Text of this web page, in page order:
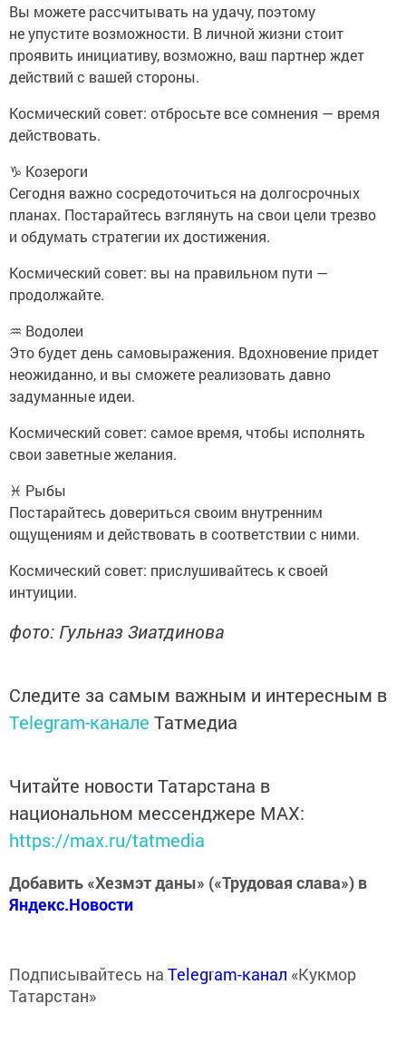
Вы можете рассчитывать на удачу, поэтому
не упустите возможности. В личной жизни стоит
проявить инициативу, возможно, ваш партнер ждет
действий с вашей стороны.
Космический совет: отбросьте все сомнения — время
действовать.
♑ Козероги
Сегодня важно сосредоточиться на долгосрочных
планах. Постарайтесь взглянуть на свои цели трезво
и обдумать стратегии их достижения.
Космический совет: вы на правильном пути —
продолжайте.
♒ Водолеи
Это будет день самовыражения. Вдохновение придет
неожиданно, и вы сможете реализовать давно
задуманные идеи.
Космический совет: самое время, чтобы исполнять
свои заветные желания.
♓ Рыбы
Постарайтесь довериться своим внутренним
ощущениям и действовать в соответствии с ними.
Космический совет: прислушивайтесь к своей
интуиции.
фото: Гульназ Зиатдинова
Следите за самым важным и интересным в
Telegram-канале Татмедиа
Читайте новости Татарстана в
национальном мессенджере MАХ:
https://max.ru/tatmedia
Добавить «Хезмэт даны» («Трудовая слава») в
Яндекс.Новости
Подписывайтесь на Telegram-канал «Кукмор
Татарстан»